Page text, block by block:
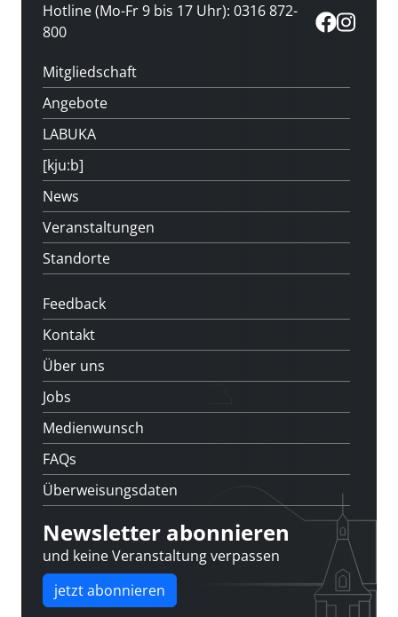
Hotline (Mo-Fr 9 bis 17 Uhr): 0316 872-
800
Mitgliedschaft
Angebote
LABUKA
[kju:b]
News
Veranstaltungen
Standorte
Feedback
Kontakt
Über uns
Jobs
Medienwunsch
FAQs
Überweisungsdaten
Newsletter abonnieren
und keine Veranstaltung verpassen
jetzt abonnieren